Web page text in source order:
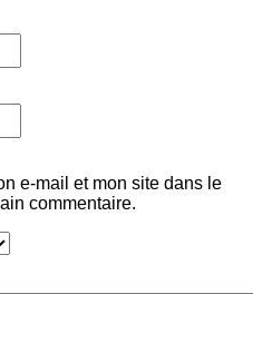
e-mail et mon site dans le
commentaire.